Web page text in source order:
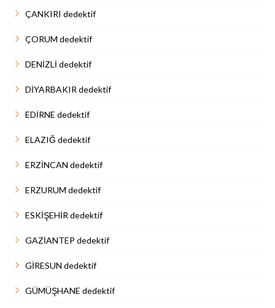
ÇANKIRI dedektif
ÇORUM dedektif
DENİZLİ dedektif
DİYARBAKIR dedektif
EDİRNE dedektif
ELAZIĞ dedektif
ERZİNCAN dedektif
ERZURUM dedektif
ESKİŞEHİR dedektif
GAZİANTEP dedektif
GİRESUN dedektif
GÜMÜŞHANE dedektif